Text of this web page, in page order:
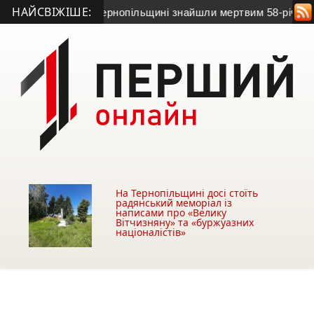
НАЙСВІЖІШЕ:
на Тернопільщині знайшли мертвим 58-річного
На Тернопільщині досі стоїть
радянський меморіал із
написами про «Велику
Вітчизняну» та «буржуазних
націоналістів»